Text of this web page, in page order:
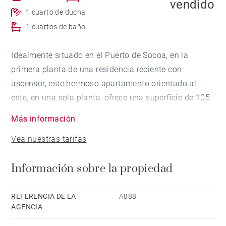
1 cuarto de ducha
1 cuartos de baño
vendido
Idealmente situado en el Puerto de Socoa, en la
primera planta de una residencia reciente con
ascensor, este hermoso apartamento orientado al
este, en una sola planta, ofrece una superficie de 105
Juan de Luz.
entrada que da acceso al salón, una cocina con salida
cuarto de ducha.
El conjunto se completa con un garaje privado y
Más información
Vea nuestras tarifas
Información sobre la propiedad
REFERENCIA DE LA
AGENCIA
A888